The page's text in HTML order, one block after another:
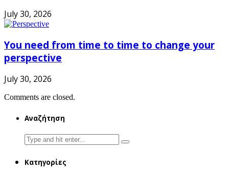
July 30, 2026
You need from time to time to change your
perspective
July 30, 2026
Comments are closed.
Αναζήτηση
Search
for:
Κατηγορίες